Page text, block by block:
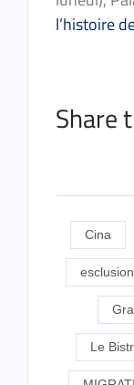
l’histoire
Share
Cina
Le